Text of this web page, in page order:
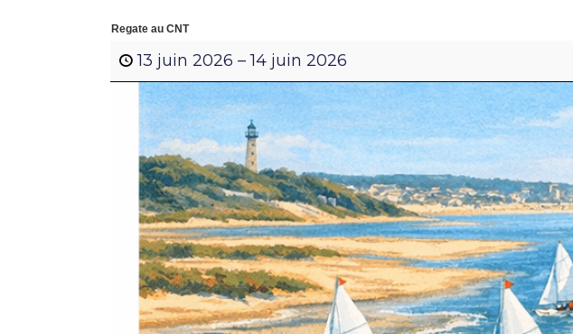
Regate au CNT
13 juin 2026 –14 juin 2026